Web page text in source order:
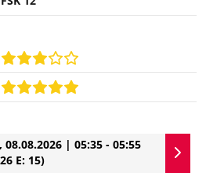
08.08.2026 | 05:35 - 05:55
E: 15)